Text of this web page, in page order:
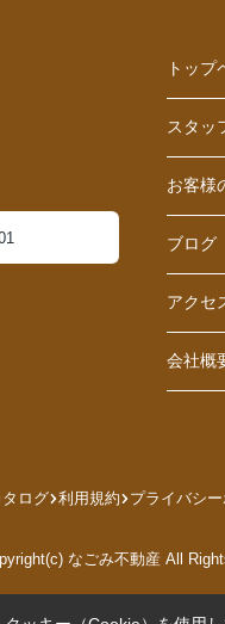
トップ
スタッ
お客様
ブログ
アクセ
会社概
ログ 利用規約 プライバシ
なごみ不動産 All